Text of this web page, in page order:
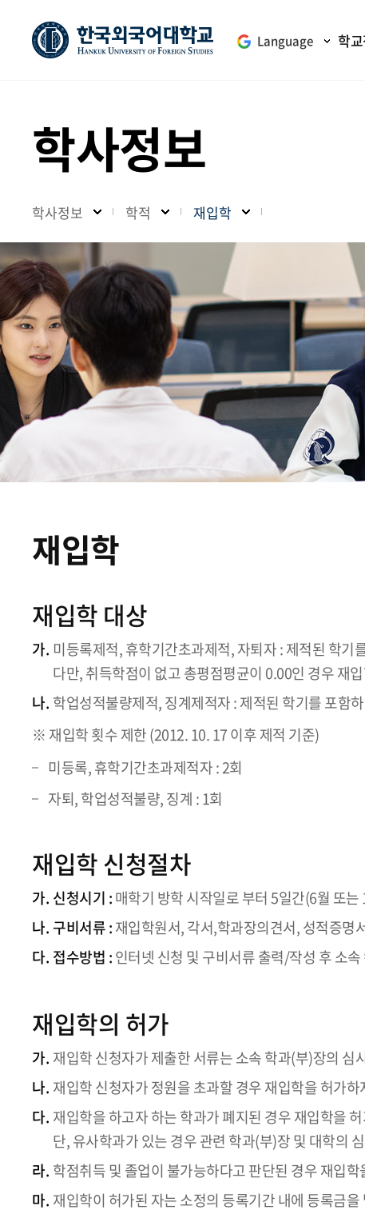
Language 학
학사정보
학사정보 학적 재입학
재입학
재입학 대상
가. 미등록제적, 휴학기간초과제적, 자퇴자 : 제적된 학기
다만, 취득학점이 없고 총평점평균이 0.00인 경우 재
나. 학업성적불량제적, 징계제적자 : 제적된 학기를 포함
※ 재입학 횟수 제한 (2012. 10. 17 이후 제적 기준)
미등록, 휴학기간초과제적자 : 2회
자퇴, 학업성적불량, 징계 : 1회
재입학 신청절차
가. 신청시기 :매학기 방학 시작일로 부터 5일간(6월 또는
나. 구비서류 :재입학원서, 각서,학과장의견서, 성적증명
다. 접수방법 :인터넷 신청 및 구비서류 출력/작성 후 소
재입학의 허가
가. 재입학 신청자가 제출한 서류는 소속 학과(부)장의 심
나. 재입학 신청자가 정원을 초과할 경우 재입학을 허가
다. 재입학을 하고자 하는 학과가 폐지된 경우 재입학을
단, 유사학과가 있는 경우 관련 학과(부)장 및 대학의
라. 학점취득 및 졸업이 불가능하다고 판단된 경우 재입
마. 재입학이 허가된 자는 소정의 등록기간 내에 등록금